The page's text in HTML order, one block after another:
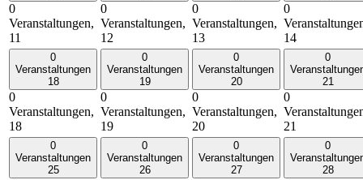
0
Veranstaltungen,
11
0
Veranstaltungen,
12
0
Veranstaltungen,
13
0
14
0
Veranstaltungen
18
0
Veranstaltungen,
18
0
Veranstaltungen
19
0
Veranstaltungen,
19
0
Veranstaltungen
20
0
Veranstaltungen,
20
0
21
0
21
0
Veranstaltungen
25
0
Veranstaltungen
26
0
Veranstaltungen
27
0
28